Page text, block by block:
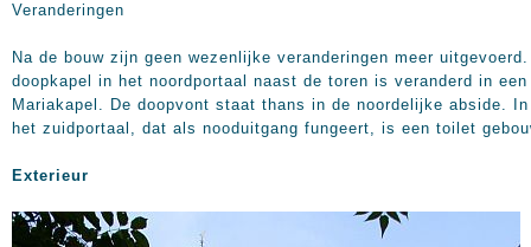
Veranderingen
Na de bouw zijn geen wezenlijke veranderingen meer
doopkapel in het noordportaal naast de toren is veranderd in een
Mariakapel. De doopvont staat thans in de noordelijke abside. In
het zuidportaal, dat als nooduitgang fungeert, is een toilet
Exterieur